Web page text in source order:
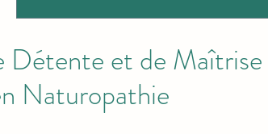
Détente et de
Naturopathie